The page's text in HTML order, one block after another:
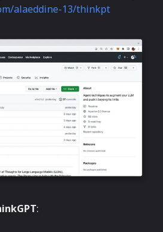
alaeddine-13/thinkpt
: